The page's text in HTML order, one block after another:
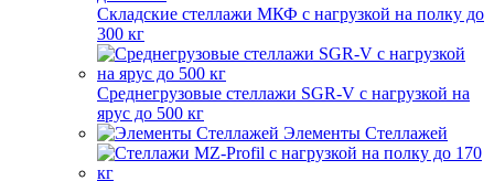
Складские стеллажи МКФ с нагрузкой на полку до
300 кг
Среднегрузовые стеллажи SGR-V с нагрузкой на
ярус до 500 кг
Элементы Стеллажей